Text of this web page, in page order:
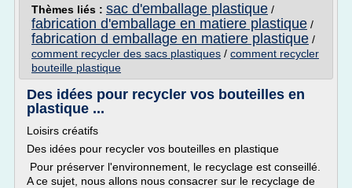
Thèmes liés : sac d'emballage plastique /
fabrication d'emballage en matiere plastique /
fabrication d emballage en matiere plastique /
comment recycler des sacs plastiques / comment recycler
bouteille plastique
Des idées pour recycler vos bouteilles en
plastique ...
Loisirs créatifs
Des idées pour recycler vos bouteilles en plastique
Pour préserver l'environnement, le recyclage est conseillé.
A ce sujet, nous allons nous consacrer sur le recyclage de